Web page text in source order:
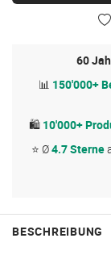
60
📊 150'000+
🛍 10'000+
⭐ Ø4.7 Sterne
BESCHREIBUNG